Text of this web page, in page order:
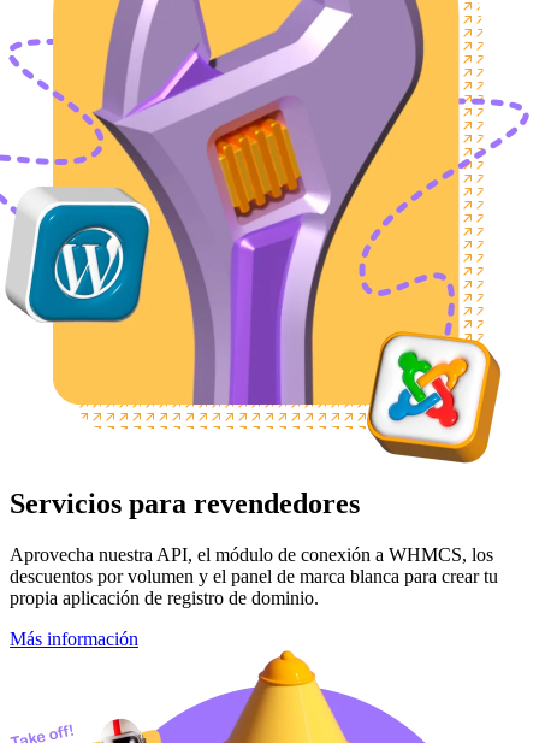
Servicios para revendedores
Aprovecha nuestra API, el módulo de conexión a WHMCS, los
descuentos por volumen y el panel de marca blanca para crear tu
propia aplicación de registro de dominio.
Más información